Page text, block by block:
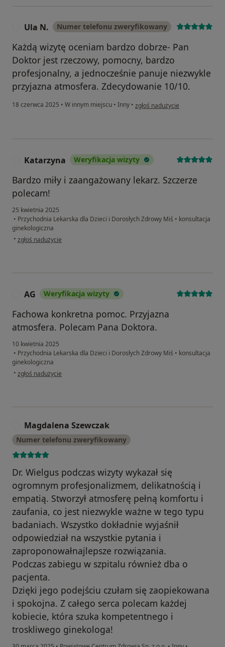
Ula N. Numer telefonu zweryfikowany
Każdą wizytę oceniam bardzo dobrze- Pan
Doktor jest rzeczowy, pomocny, bardzo
profesjonalny, a jednocześnie panuje niezwykle
przyjazna atmosfera. Zdecydowanie 10/10.
18 czerwca 2025 • W innym miejscu • Inny • w opinii użytkownika Ula N.
zgłoś nadużycie
Katarzyna Weryfikacja wizyty
Bardzo miły i zaangażowany lekarz. Szczerze
polecam!
25 kwietnia 2025
• Przychodnia Lekarska dla Dzieci i Dorosłych Zdrowy Miś • konsultacja
ginekologiczna
• w opinii użytkownika Katarzyna
zgłoś nadużycie
AG Weryfikacja wizyty
Fachowa konkretna pomoc. Przyjazna
atmosfera. Polecam Pana Doktora.
10 kwietnia 2025
• Przychodnia Lekarska dla Dzieci i Dorosłych Zdrowy Miś • konsultacja
ginekologiczna
• w opinii użytkownika AG
zgłoś nadużycie
Magdalena Szewczak
Numer telefonu zweryfikowany
Dr. Wielgus podczas wizyty wykazał się
ogromnym profesjonalizmem, delikatnością i
empatią. Stworzył atmosferę pełną komfortu i
zaufania, co jest niezwykle ważne w tego typu
badaniach. Wszystko dokładnie wyjaśnił
odpowiedział na wszystkie pytania i
zaproponowałnajlepsze rozwiązania.
Podczas zabiegu w szpitalu również dba o
pacjenta.
Dzięki jego podejściu czułam się zaopiekowana
i spokojna. Z całego serca polecam każdej
kobiecie, która szuka kompetentnego i
troskliwego ginekologa!